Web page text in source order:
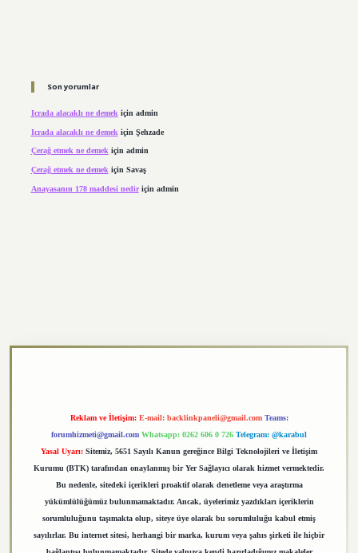
Son yorumlar
Icrada alacaklı ne demek için admin
Icrada alacaklı ne demek için Şehzade
Çerağ etmek ne demekiçin admin
Çerağ etmek ne demek için Savaş
Anayasanın 178 maddesi nediriçin admin
Reklam ve İletişim: E-mail: backlinkpaneli@gmail.com Teams:
forumhizmeti@gmail.com Whatsapp: 0262 606 0 726 Telegram: @karabul
Yasal Uyarı: Sitemiz, 5651 Sayılı Kanun gereğince Bilgi Teknolojileri ve İletişim
Kurumu (BTK) tarafından onaylanmış bir Yer Sağlayıcı olarak hizmet vermektedir.
Bu nedenle, sitedeki içerikleri proaktif olarak denetleme veya araştırma
yükümlülüğümüz bulunmamaktadır. Ancak, üyelerimiz yazdıkları içeriklerin
sorumluluğunu taşımakta olup, siteye üye olarak bu sorumluluğu kabul etmiş
sayılırlar. Bu internet sitesi, herhangi bir marka, kurum veya şahıs şirketi ile hiçbir